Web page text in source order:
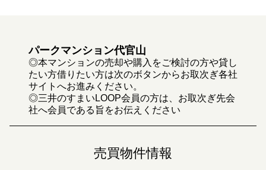
パークマンション代官山
◎本マンションの売却や購入をご検討の方や貸し
たい方借りたい方は次のボタンからお取次ぎ各社
サイトへお進みください。
◎三井のすまいLOOP会員の方は、お取次ぎ先会
社へ会員である旨をお伝えください
売買物件情報